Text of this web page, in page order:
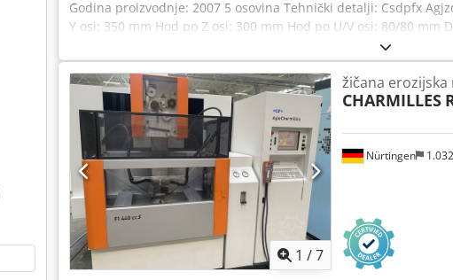
Godina proizvodnje: 2007 5 osovina Tehnički detalji: Csdpfx
Y osi: 350 mm Hod po Z osi: 300 mm Hod po U/V osi: 80/80 mm
Maksimalna nosivost radnog komada: 800 kg Dimenzije
mm Udaljenost od poda do gornje površine radne stola: 1005
visina radnog komada: 290 mm Sistem žice: • Ugao nagiba: 20°
Maksimalna brzina uvlačenja žice: 250 mm/s • Maksimalna
dielektričnu tečnost: • Spoljne dimenzije (Š x D x V): 640 x 2400
350 kg • Zapremina: 730 L
1 /7
Nürtingen
žičana erozijska
CHARMILLES